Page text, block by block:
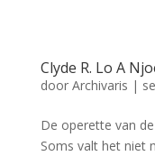
Clyde R. Lo A
door Archivaris |
De operette van
Soms valt het niet